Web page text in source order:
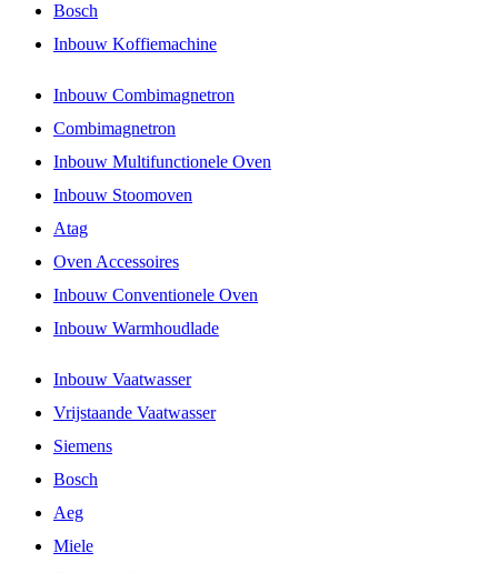
Bosch
Inbouw Koffiemachine
Inbouw Combimagnetron
Combimagnetron
Inbouw Multifunctionele Oven
Inbouw Stoomoven
Atag
Oven Accessoires
Inbouw Conventionele Oven
Inbouw Warmhoudlade
Inbouw Vaatwasser
Vrijstaande Vaatwasser
Siemens
Bosch
Aeg
Miele